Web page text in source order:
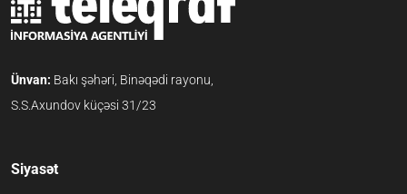
Ünvan: Bakı şəhəri, Binəqədi rayonu,
S.S.Axundov küçəsi 31/23
Siyasət